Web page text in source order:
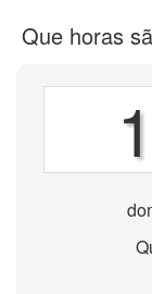
Que horas